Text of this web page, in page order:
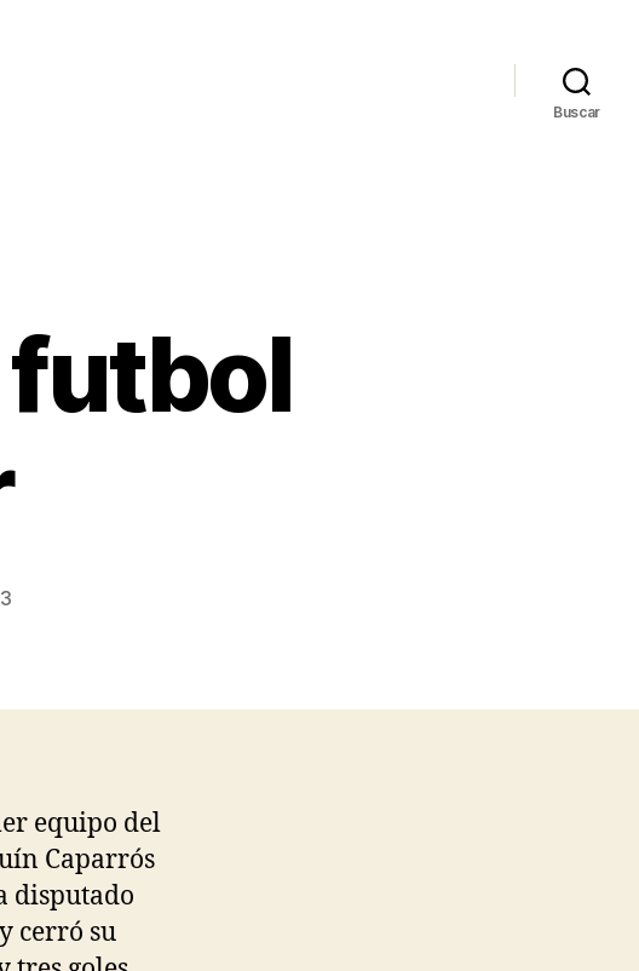
Buscar
equipo del
Caparrós
disputado
cerró su